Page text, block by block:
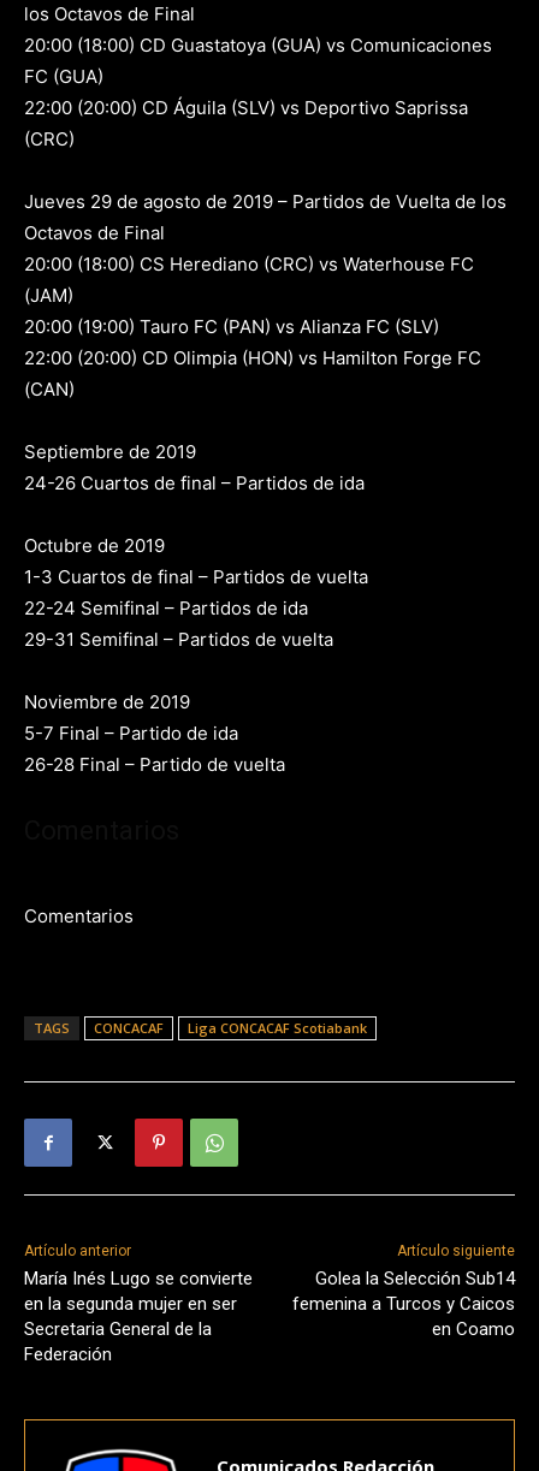
los Octavos de Final
20:00 (18:00) CD Guastatoya (GUA) vs Comunicaciones
FC (GUA)
22:00 (20:00) CD Águila (SLV) vs Deportivo Saprissa
(CRC)
Jueves 29 de agosto de 2019 – Partidos de Vuelta de los
Octavos de Final
20:00 (18:00) CS Herediano (CRC) vs Waterhouse FC
(JAM)
20:00 (19:00) Tauro FC (PAN) vs Alianza FC (SLV)
22:00 (20:00) CD Olimpia (HON) vs Hamilton Forge FC
(CAN)
Septiembre de 2019
24-26 Cuartos de final – Partidos de ida
Octubre de 2019
1-3 Cuartos de final – Partidos de vuelta
22-24 Semifinal – Partidos de ida
29-31 Semifinal – Partidos de vuelta
Noviembre de 2019
5-7 Final – Partido de ida
26-28 Final – Partido de vuelta
Comentarios
TAGS CONCACAF Liga CONCACAF Scotiabank
Artículo anterior
María Inés Lugo se convierte
en la segunda mujer en ser
Secretaria General de la
Federación
Artículo siguiente
Golea la Selección Sub14
femenina a Turcos y Caicos
en Coamo
Comunicados Redacción